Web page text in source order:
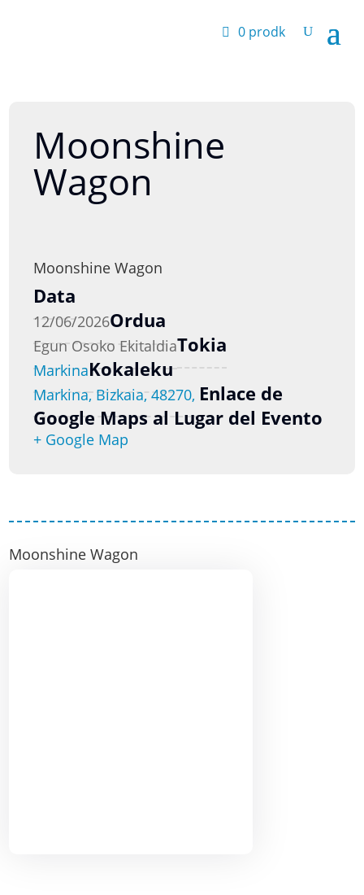
0 prodk
Moonshine Wagon
Moonshine
Wagon
Moonshine Wagon
Data
12/06/2026Ordua
Egun Osoko EkitaldiaTokia
MarkinaKokaleku
Markina, Bizkaia, 48270, Enlace de
Google Maps al Lugar del Evento
+ Google Map